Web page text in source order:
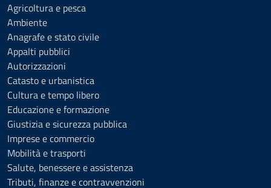
Agricoltura e pesca
Ambiente
Anagrafe e stato civile
Appalti pubblici
Autorizzazioni
Catasto e urbanistica
Cultura e tempo libero
Educazione e formazione
Giustizia e sicurezza pubblica
Imprese e commercio
Mobilità e trasporti
Salute, benessere e assistenza
Tributi, finanze e contravvenzioni